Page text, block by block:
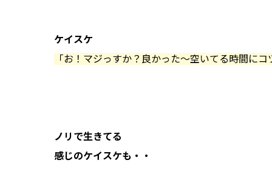
ケイスケ
「お！マジっすか？良かった〜空いてる時間にコ
ノリで生きてる
感じのケイスケも・・